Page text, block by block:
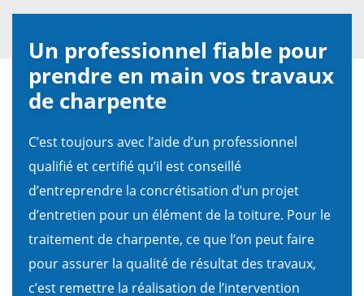
Un professionnel fiable pour
prendre en main vos travaux
de charpente
C’est toujours avec l’aide d’un professionnel
qualifié et certifié qu’il est conseillé
d’entreprendre la concrétisation d’un projet
d’entretien pour un élément de la toiture. Pour le
traitement de charpente, ce que l’on peut faire
pour assurer la qualité de résultat des travaux,
c’est remettre la réalisation de l’intervention